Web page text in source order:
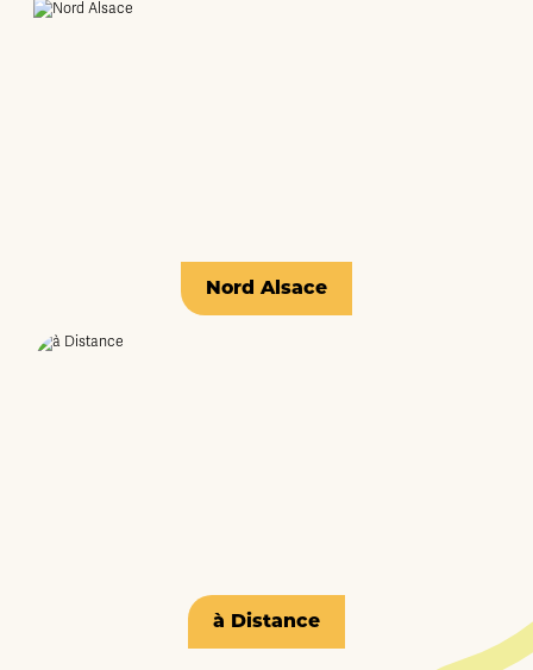
Nord Alsace
à Distance